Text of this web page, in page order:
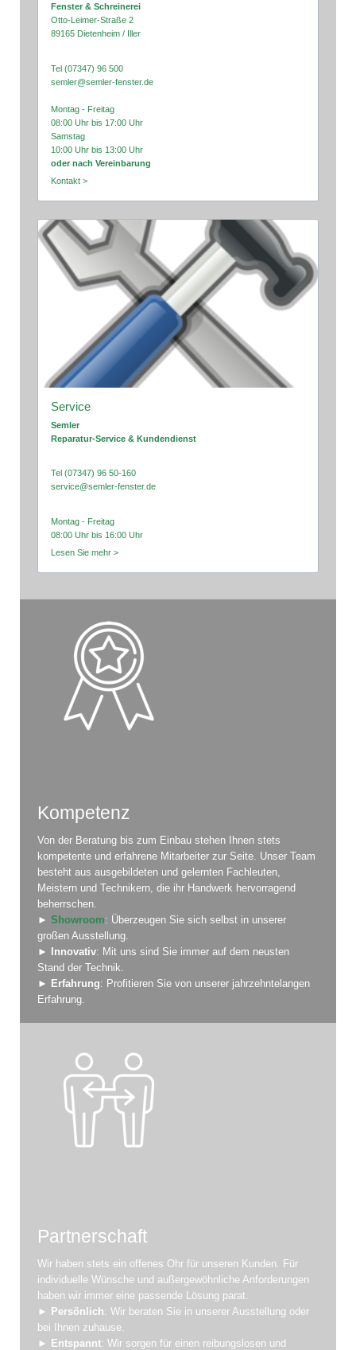
Fenster & Schreinerei
Otto-Leimer-Straße 2
89165 Dietenheim / Iller
Tel (07347) 96 500
semler@semler-fenster.de
Montag - Freitag
08:00 Uhr bis 17:00 Uhr
Samstag
10:00 Uhr bis 13:00 Uhr
oder nach Vereinbarung
Kontakt >
Service
Semler
Reparatur-Service & Kundendienst
Tel (07347) 96 50-160
service@semler-fenster.de
Montag - Freitag
08:00 Uhr bis 16:00 Uhr
Lesen Sie mehr >
Kompetenz
Von der Beratung bis zum Einbau stehen Ihnen stets
kompetente und erfahrene Mitarbeiter zur Seite. Unser Team
besteht aus ausgebildeten und gelernten Fachleuten,
Meistern und Technikern, die ihr Handwerk hervorragend
beherrschen.
► Showroom: Überzeugen Sie sich selbst in unserer
großen Ausstellung.
► Innovativ: Mit uns sind Sie immer auf dem neusten
Stand der Technik.
► Erfahrung: Profitieren Sie von unserer jahrzehntelangen
Erfahrung.
Partnerschaft
Wir haben stets ein offenes Ohr für unseren Kunden. Für
individuelle Wünsche und außergewöhnliche Anforderungen
haben wir immer eine passende Lösung parat.
►
Persönlich: Wir beraten Sie in unserer Ausstellung oder
bei Ihnen zuhause.
►
Entspannt: Wir sorgen für einen reibungslosen und